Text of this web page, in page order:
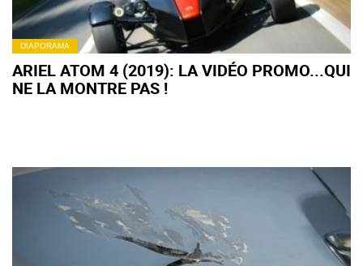
DIAPORAMA
ARIEL ATOM 4 (2019): LA VIDÉO PROMO...QUI
NE LA MONTRE PAS !